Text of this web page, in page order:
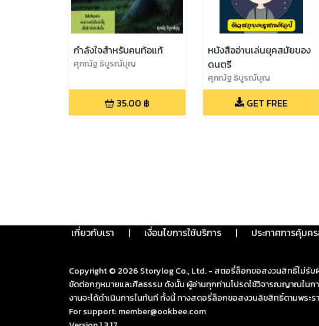
กำลังใจสำหรับคนท้อแท้
ศุภณัฐ ธิบูรณ์บุญ
35.00 ฿
หนังสืออ่านเล่นยุคสมัยของ
ดนตรี
ศุภณัฐ ธิบูรณ์บุญ
GET FREE
เกี่ยวกับเรา | เงื่อนไขการใช้บริการ | ประกาศการคุ้มค
Copyright © 2026 Storylog Co., Ltd. - สตอรี่ล็อกขอสงวนสิทธิ์ไม่รับ
ขัดต่อกฎหมายและศีลธรรม ดังนั้น ผู้อ่านทุกท่านโปรดใช้วิจารณญาณในก
งานจะได้ดำเนินการในทันที ทั้งนี้ ทางสตอรี่ล็อกขอสงวนลิขสิทธิ์ตามพร
For support: member@ookbee.com